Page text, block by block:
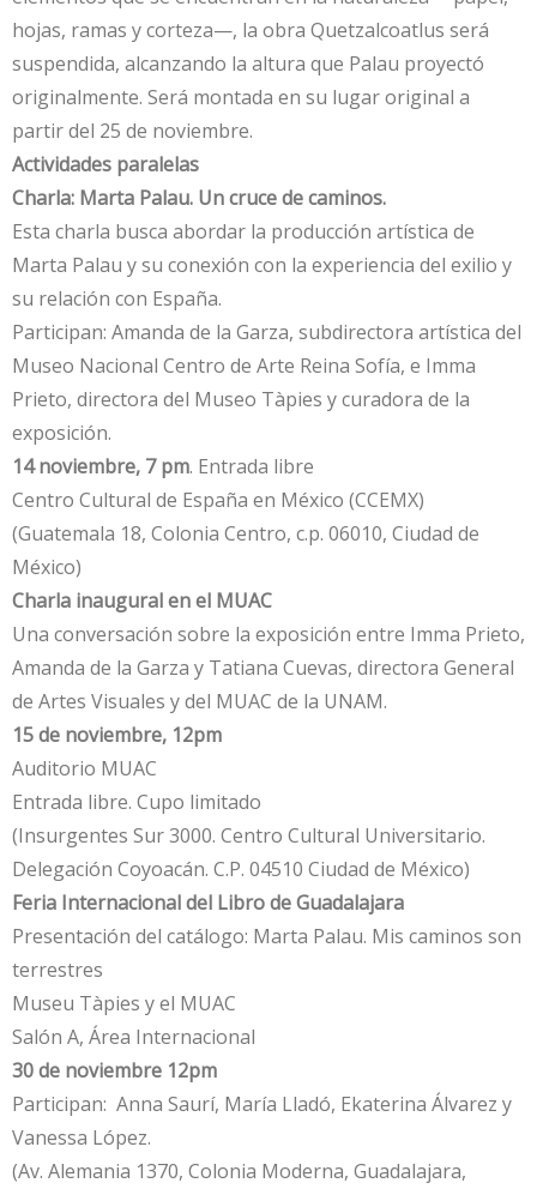
hojas, ramas y corteza—, la obra Quetzalcoatlus será
suspendida, alcanzando la altura que Palau proyectó
originalmente. Será montada en su lugar original a
partir del 25 de noviembre.
Actividades paralelas
Charla: Marta Palau. Un cruce de caminos.
Esta charla busca abordar la producción artística de
Marta Palau y su conexión con la experiencia del exilio y
su relación con España.
Participan: Amanda de la Garza, subdirectora artística del
Museo Nacional Centro de Arte Reina Sofía, e Imma
Prieto, directora del Museo Tàpies y curadora de la
exposición.
14 noviembre, 7 pm. Entrada libre
Centro Cultural de España en México (CCEMX)
(Guatemala 18, Colonia Centro, c.p. 06010, Ciudad de
México)
Charla inaugural en el MUAC
Una conversación sobre la exposición entre Imma Prieto,
Amanda de la Garza y Tatiana Cuevas, directora General
de Artes Visuales y del MUAC de la UNAM.
15 de noviembre, 12pm
Auditorio MUAC
Entrada libre. Cupo limitado
(Insurgentes Sur 3000. Centro Cultural Universitario.
Delegación Coyoacán. C.P. 04510 Ciudad de México)
Feria Internacional del Libro de Guadalajara
Presentación del catálogo: Marta Palau. Mis caminos son
terrestres
Museu Tàpies y el MUAC
Salón A, Área Internacional
30 de noviembre 12pm
Participan: Anna Saurí, María Lladó, Ekaterina Álvarez y
Vanessa López.
(Av. Alemania 1370, Colonia Moderna, Guadalajara,